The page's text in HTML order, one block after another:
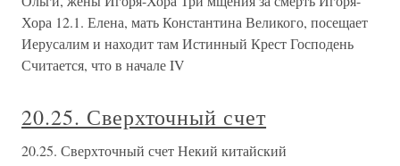
Хора 12.1. Елена, мать Константина Великого, посещает
Иерусалим и находит там Истинный Крест Господень
Считается, что в начале IV
20.25. Сверхточный счет
20.25. Сверхточный счет Некий китайский